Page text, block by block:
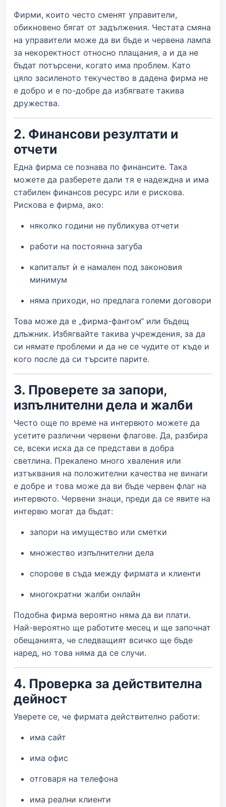
Фирми, които често сменят управители,
обикновено бягат от задължения. Честата смяна
на управители може да ви бъде и червена лампа
за некоректност относно плащания, а и да не
бъдат потърсени, когато има проблем. Като
цяло засиленото текучество в дадена фирма не
е добро и е по-добре да избягвате такива
дружества.
2. Финансови резултати и
отчети
Една фирма се познава по финансите. Така
можете да разберете дали тя е надеждна и има
стабилен финансов ресурс или е рискова.
Рискова е фирма, ако:
няколко години не публикува отчети
работи на постоянна загуба
капиталът ѝ е намален под законовия
минимум
няма приходи, но предлага големи договори
Това може да е „фирма-фантом“ или бъдещ
длъжник. Избягвайте такива учреждения, за да
си нямате проблеми и да не се чудите от къде и
кого после да си търсите парите.
3. Проверете за запори,
изпълнителни дела и жалби
Често още по време на интервюто можете да
усетите различни червени флагове. Да, разбира
се, всеки иска да се представи в добра
светлина. Прекалено много хваления или
изтъквания на положителни качества не винаги
е добре и това може да ви бъде червен флаг на
интервюто. Червени знаци, преди да се явите на
интервю могат да бъдат:
запори на имущество или сметки
множество изпълнителни дела
спорове в съда между фирмата и клиенти
многократни жалби онлайн
Подобна фирма вероятно няма да ви плати.
Най-вероятно ще работите месец и ще започнат
обещанията, че следващият всичко ще бъде
наред, но това няма да се случи.
4. Проверка за действителна
дейност
Уверете се, че фирмата действително работи:
има сайт
има офис
отговаря на телефона
има реални клиенти